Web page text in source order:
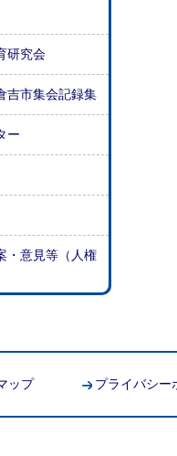
研究会
吉市集会記録集
ー
・意見等（人権
ップ プライバシー